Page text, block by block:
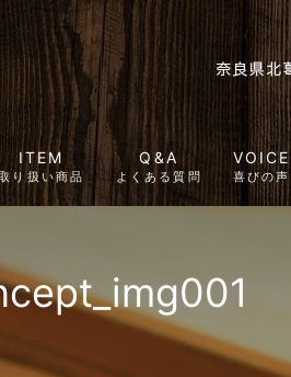
ITEM
り扱い商品
Q&A
よくある質問
VOICE
喜びの声